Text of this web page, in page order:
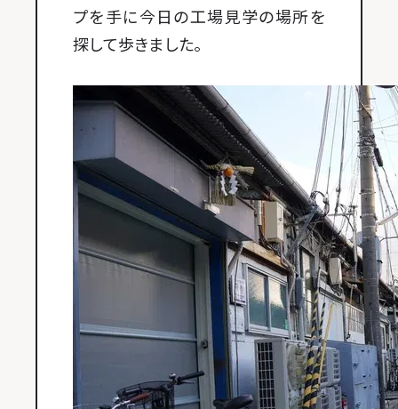
プを手に今日の工場見学の場所を
探して歩きました。